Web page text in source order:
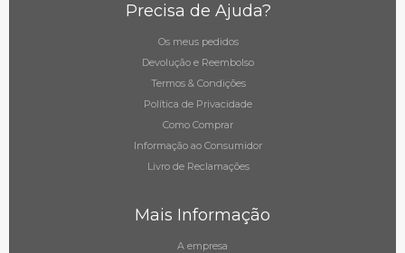
Precisa de Ajuda?
Os meus pedidos
Devolução e Reembolso
Termos & Condições
Política de Privacidade
Como Comprar
Informação ao Consumidor
Livro de Reclamações
Mais Informação
A empresa